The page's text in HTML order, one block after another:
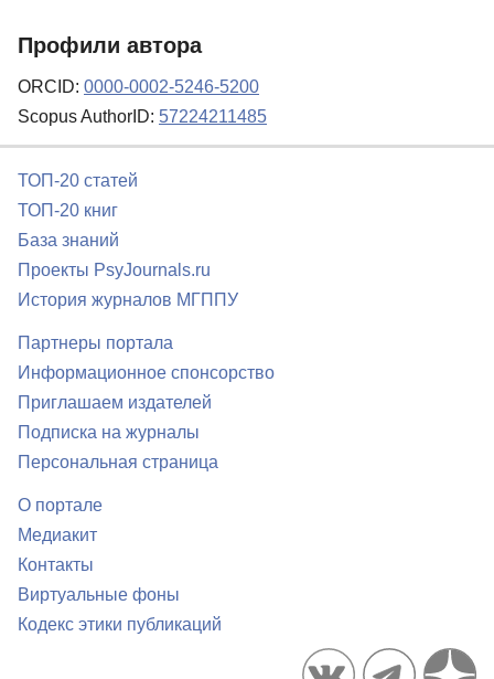
Профили автора
ORCID: 0000-0002-5246-5200
Scopus AuthorID: 57224211485
ТОП-20 статей
ТОП-20 книг
База знаний
Проекты PsyJournals.ru
История журналов МГППУ
Партнеры портала
Информационное спонсорство
Приглашаем издателей
Подписка на журналы
Персональная страница
О портале
Медиакит
Контакты
Виртуальные фоны
Кодекс этики публикаций